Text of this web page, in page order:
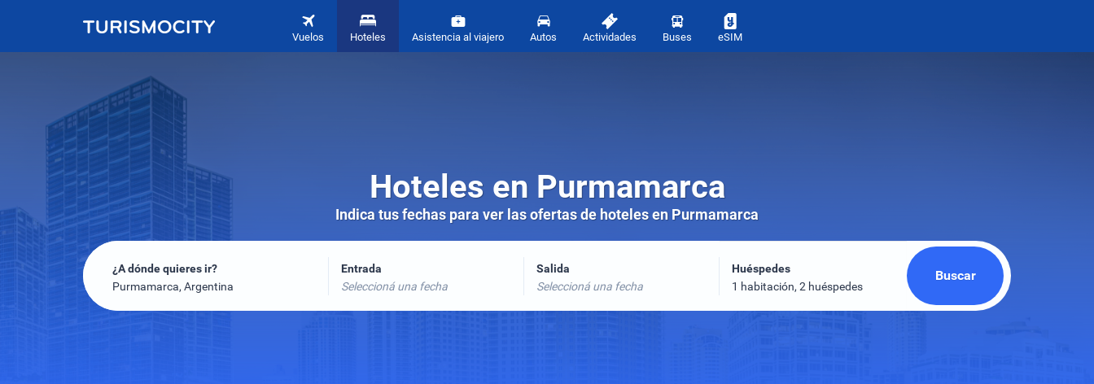
Vuelos Hoteles Asistencia al viajero Autos Actividades Buses eSIM
Hoteles en Purmamarca
Indica tus fechas para ver las ofertas de hoteles en Purmamarca
¿A dónde quieres ir?
Purmamarca, Argentina
Entrada
Seleccioná una fecha
Salida
Seleccioná una fecha
Huéspedes Buscar